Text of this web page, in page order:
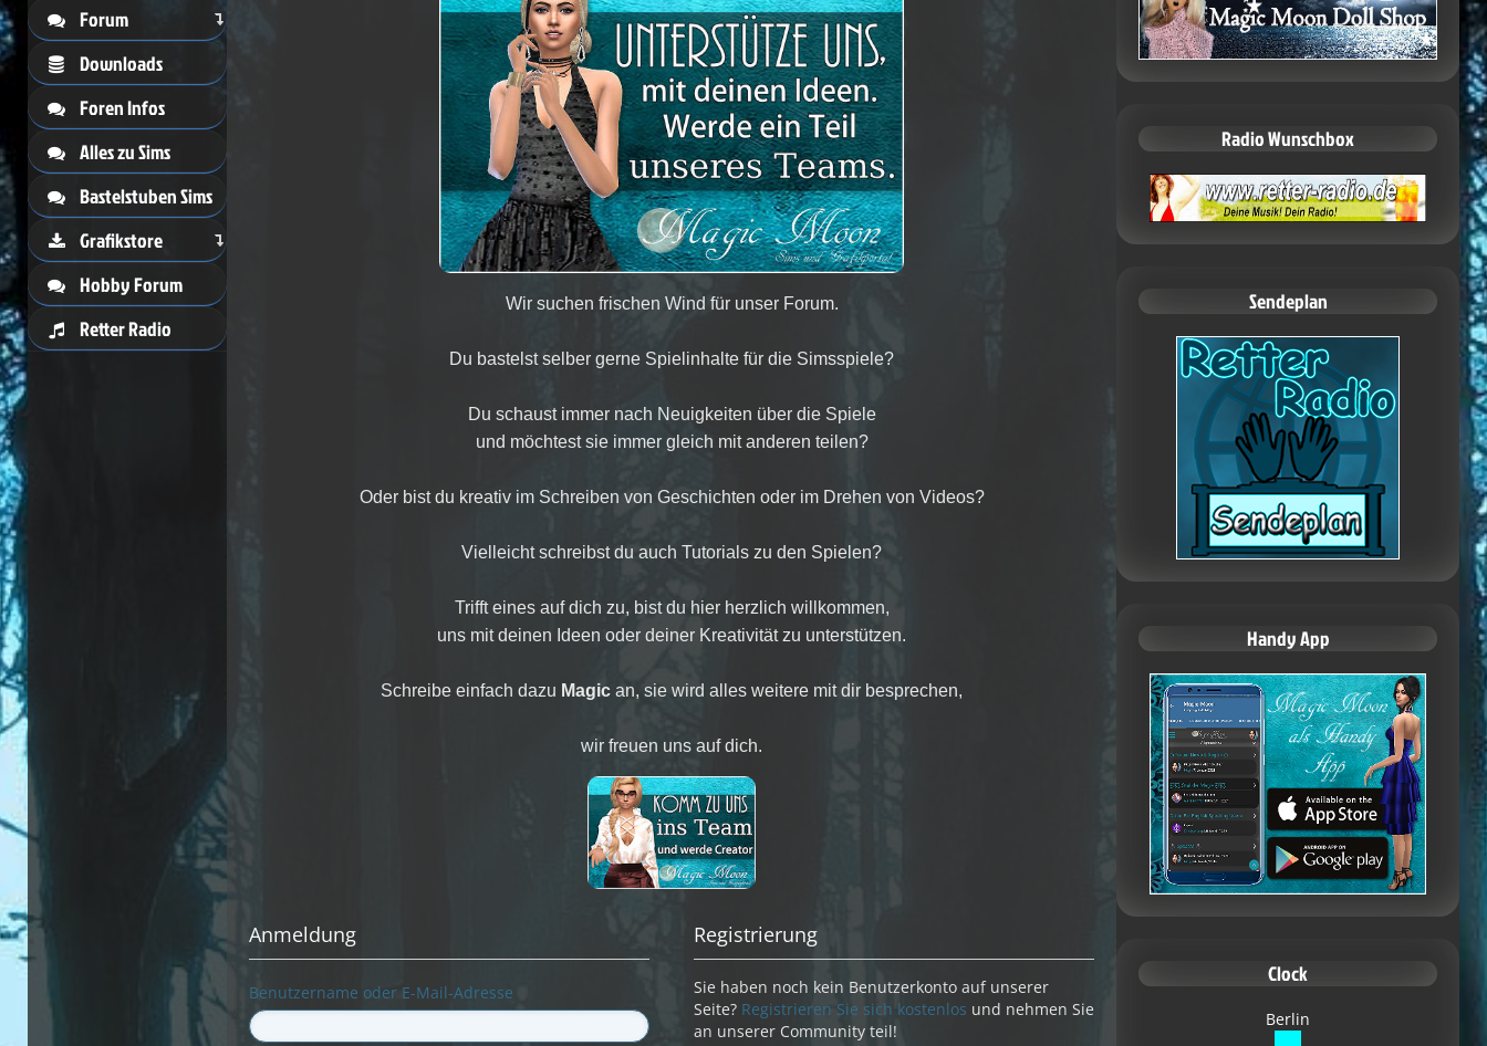
Forum
Downloads
Foren Infos
Alles zu Sims
Bastelstuben Sims
Grafikstore
Hobby Forum
Retter Radio
Wir suchen frischen Wind für unser Forum.
Du bastelst selber gerne Spielinhalte für die Simsspiele?
Du schaust immer nach Neuigkeiten über die Spiele
und möchtest sie immer gleich mit anderen teilen?
Oder bist du kreativ im Schreiben von Geschichten oder im Drehen von Videos?
Vielleicht schreibst du auch Tutorials zu den Spielen?
Trifft eines auf dich zu, bist du hier herzlich willkommen,
uns mit deinen Ideen oder deiner Kreativität zu unterstützen.
Schreibe einfach dazu Magic an, sie wird alles weitere mit dir besprechen,
wir freuen uns auf dich.
Anmeldung
Benutzername oder E-Mail-Adresse
Registrierung
Sie haben noch kein Benutzerkonto auf unserer
Seite? Registrieren Sie sich kostenlos und nehmen Sie
an unserer Community teil!
Radio Wunschbox
Sendeplan
Handy App
Clock
Berlin